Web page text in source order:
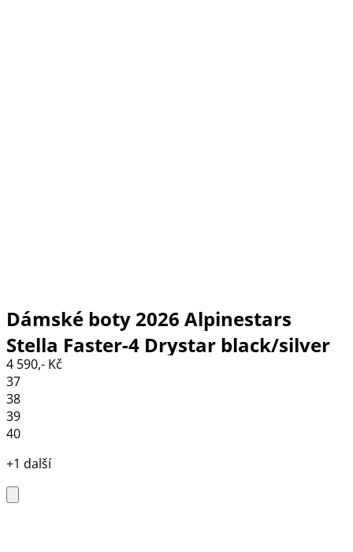
Dámské boty 2026 Alpinestars
Stella Faster-4 Drystar black/silver
4 590,- Kč
37
38
39
40
+1 další